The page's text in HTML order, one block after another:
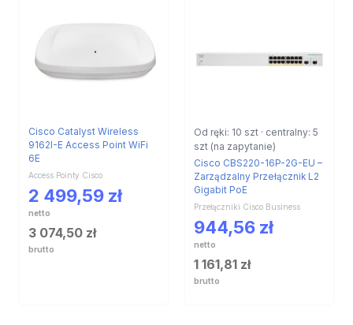
Cisco Catalyst Wireless
9162I-E Access Point WiFi
6E
Access Pointy Cisco
2 499,59 zł
netto
3 074,50 zł
brutto
Od ręki: 10 szt · centralny: 5
szt (na zapytanie)
Cisco CBS220-16P-2G-EU –
Zarządzalny Przełącznik L2
Gigabit PoE
Przełączniki Cisco Business
944,56 zł
netto
1 161,81 zł
brutto